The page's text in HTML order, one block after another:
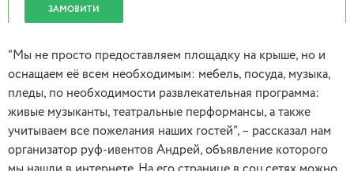
ЗАМОВИТИ
“Мы не просто предоставляем площадку на крыше, но и
оснащаем её всем необходимым: мебель, посуда, музыка,
пледы, по необходимости развлекательная программа:
живые музыканты, театральные перформансы, а также
учитываем все пожелания наших гостей”, – рассказал нам
организатор руф-ивентов Андрей, объявление которого